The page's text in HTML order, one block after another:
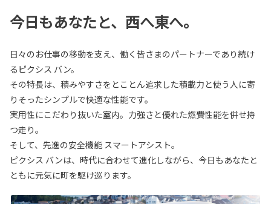
今日もあなたと、西へ東へ。
日々のお仕事の移動を支え、働く皆さまのパートナーであり続け
るピクシス バン。
その特長は、積みやすさをとことん追求した積載力と使う人に寄
りそったシンプルで快適な性能です。
実用性にこだわり抜いた室内。力強さと優れた燃費性能を併せ持
つ走り。
そして、先進の安全機能 スマートアシスト。
ピクシス バンは、時代に合わせて進化しながら、今日もあなたと
ともに元気に町を駆け巡ります。